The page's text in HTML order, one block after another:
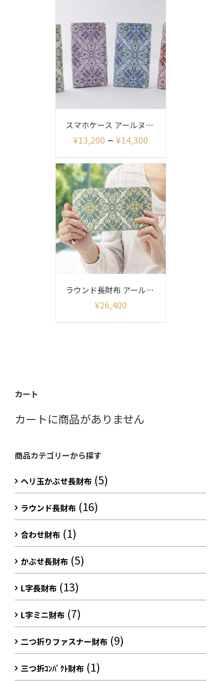
スマホケース アールヌーボー柄
¥13,200 – ¥14,300
ラウンド長財布 アールヌーボー柄
¥26,400
カート
カートに商品がありません
商品カテゴリーから探す
ヘリ玉かぶせ長財布 (5)
ラウンド長財布 (16)
合わせ財布 (1)
かぶせ長財布 (5)
L字長財布 (13)
L字ミニ財布 (7)
二つ折りファスナー財布 (9)
三つ折ｺﾝﾊﾟｸﾄ財布 (1)